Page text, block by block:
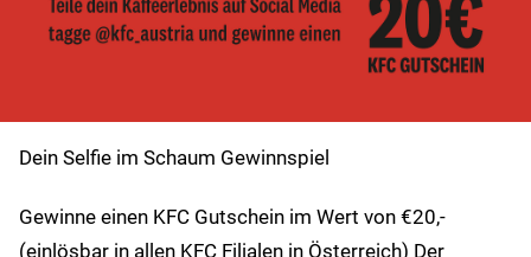
Dein Selfie im Schaum Gewinnspiel
Gewinne einen KFC Gutschein im Wert von €20,-
(einlösbar in allen KFC Filialen in Österreich) Der